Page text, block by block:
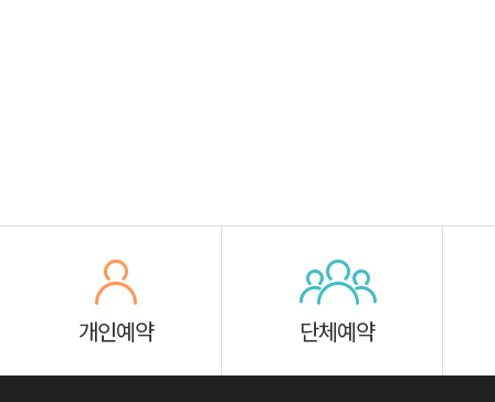
개인예약 단체예약